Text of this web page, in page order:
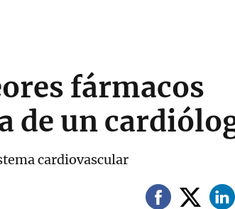
fármacos
de un
cardiovascular